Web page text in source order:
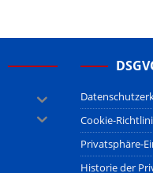
Cookie-
Privatsphäre-
Historie der